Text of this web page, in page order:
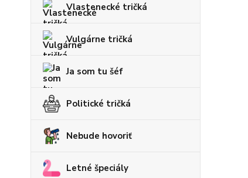
Vlastenecké tričká
Vulgárne tričká
Ja som tu šéf
Politické tričká
Nebude hovoriť
Letné špeciály